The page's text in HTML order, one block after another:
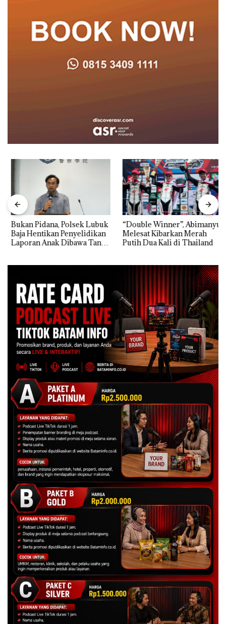
Bukan Pidana, Polsek Lubuk
Baja Hentikan Penyelidikan
Laporan Anak Dibawa Tanpa
“Double Winner”, Abimanyu
Melesat Kibarkan Merah
Putih Dua Kali di Thailand